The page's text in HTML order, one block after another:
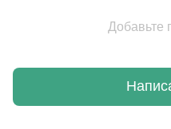
Добавьте